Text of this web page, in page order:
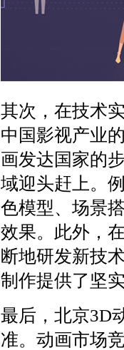
其次，在技术
中国影视产业
画发达国家的
域迎头赶上。
色模型、场景
效果。此外，
断地研发新技
制作提供了坚
最后，北京3D
准。动画市场